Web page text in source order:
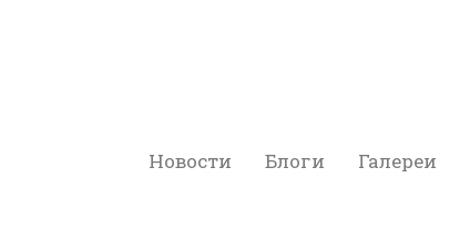
Новости Блоги Галереи